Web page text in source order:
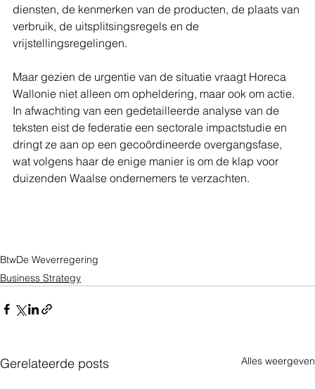
diensten, de kenmerken van de producten, de plaats van
verbruik, de uitsplitsingsregels en de
vrijstellingsregelingen.
Maar gezien de urgentie van de situatie vraagt Horeca
Wallonie niet alleen om opheldering, maar ook om actie.
In afwachting van een gedetailleerde analyse van de
teksten eist de federatie een sectorale impactstudie en
dringt ze aan op een gecoördineerde overgangsfase,
wat volgens haar de enige manier is om de klap voor
duizenden Waalse ondernemers te verzachten.
BtwDe Weverregering
Business Strategy
Gerelateerde posts Alles weergeven